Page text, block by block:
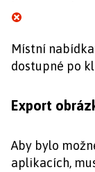
Místní
dostupné po
Export
Aby bylo
aplikacích,